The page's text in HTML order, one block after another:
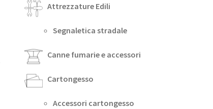
Attrezzature Edili
Segnaletica stradale
Canne fumarie e accessori
Cartongesso
Accessori cartongesso